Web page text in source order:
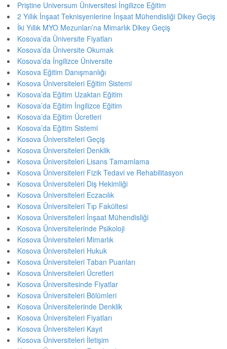
Priştine Universum Üniversitesi İngilizce Eğitim
2 Yıllık İnşaat Teknisyenlerine İnşaat Mühendisliği Dikey Geçiş
İki Yıllık MYO Mezunları’na Mimarlık Dikey Geçiş
Kosova’da Üniversite Fiyatları
Kosova’da Üniversite Okumak
Kosova’da İngilizce Üniversite
Kosova Eğitim Danışmanlığı
Kosova Üniversiteleri Eğitim Sistemi
Kosova’da Eğitim Uzaktan Eğitim
Kosova’da Eğitim İngilizce Eğitim
Kosova’da Eğitim Ücretleri
Kosova’da Eğitim Sistemi
Kosova Üniversiteleri Geçiş
Kosova Üniversiteleri Denklik
Kosova Üniversiteleri Lisans Tamamlama
Kosova Üniversiteleri Fizik Tedavi ve Rehabilitasyon
Kosova Üniversiteleri Diş Hekimliği
Kosova Üniversiteleri Eczacılık
Kosova Üniversiteleri Tıp Fakültesi
Kosova Üniversiteleri İnşaat Mühendisliği
Kosova Üniversitelerinde Psikoloji
Kosova Üniversiteleri Mimarlık
Kosova Üniversiteleri Hukuk
Kosova Üniversiteleri Taban Puanları
Kosova Üniversiteleri Ücretleri
Kosova Üniversitesinde Fiyatlar
Kosova Üniversiteleri Bölümleri
Kosova Üniversitelerinde Denklik
Kosova Üniversiteleri Fiyatları
Kosova Üniversiteleri Kayıt
Kosova Üniversiteleri İletişim